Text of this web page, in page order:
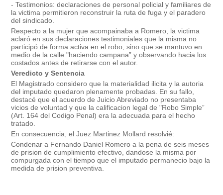
- Testimonios: declaraciones de personal policial y familiares de
la victima permitieron reconstruir la ruta de fuga y el paradero
del sindicado.
Respecto a la mujer que acompainaba a Romero, la victima
aclaró en sus declaraciones testimoniales que la misma no
participó de forma activa en el robo, sino que se mantuvo en
medio de la calle "haciendo campana” y observando hacia los
costados antes de retirarse con el autor.
Veredicto y Sentencia
El Magistrado considero que la materialidad ilicita y la autoria
del imputado quedaron plenamente probadas. En su fallo,
destacé que el acuerdo de Juicio Abreviado no presentaba
vicios de voluntad y que la calificacion legal de "Robo Simple”
(Art. 164 del Codigo Penal) era la adecuada para el hecho
tratado.
En consecuencia, el Juez Martinez Mollard resolvié:
Condenar a Fernando Daniel Romero a la pena de seis meses
de prision de cumplimiento efectivo, dandose la misma por
compurgada con el tiempo que el imputado permanecio bajo la
medida de prision preventiva.